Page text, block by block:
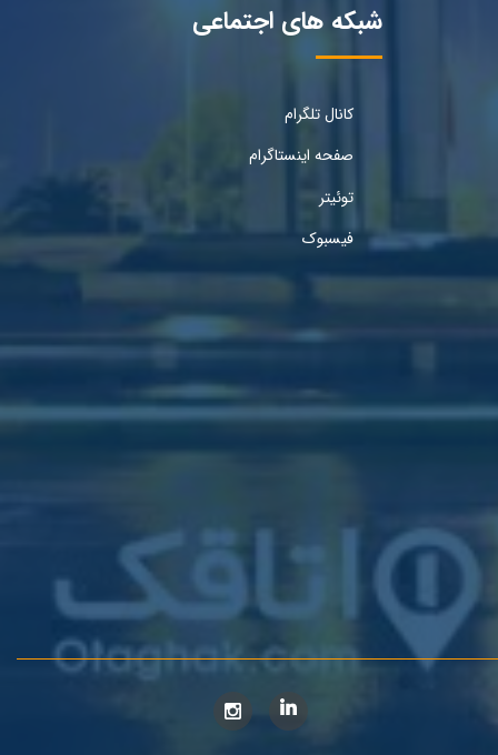
شبکه های اجتماعی
کانال تلگرام
صفحه اینستاگرام
توئیتر
فیسبوک